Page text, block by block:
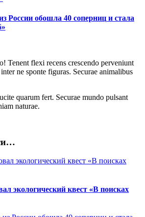
России обошла 40 соперниц и стала
Tenent flexi recens crescendo perveniunt
ne sponte figuras. Securae animalibus
quarum fert. Securae mundo pulsant
naturae.
экологический квест «В поисках